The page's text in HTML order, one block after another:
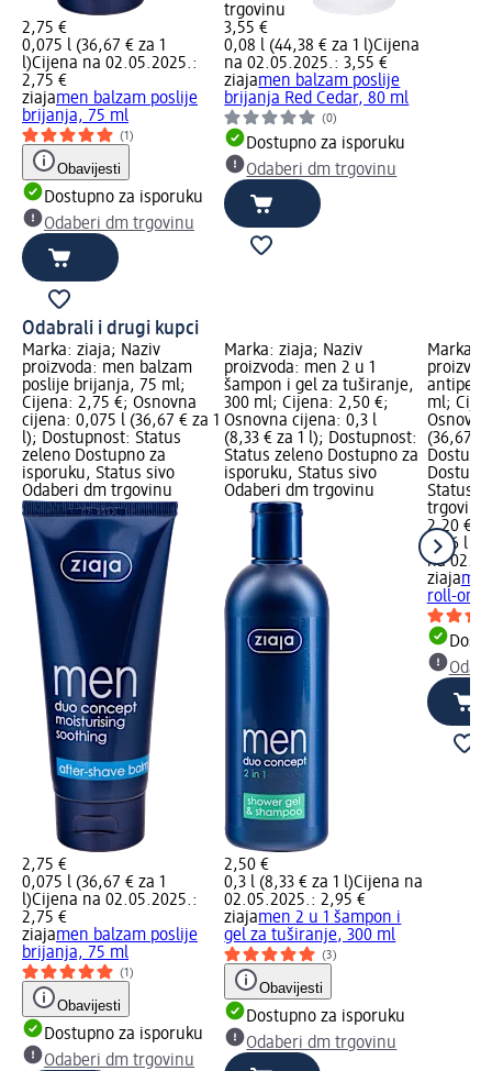
2,75 €
0,075 l (36,67 € za 1
l)Cijena na 02.05.2025.:
2,75 €
ziajamen balzam poslije
brijanja, 75 ml
(1)
Obavijesti
Dostupno za isporuku
Odaberi dm trgovinu
trgovinu
3,55 €
0,08 l (44,38 € za 1 l)Cijena
na 02.05.2025.: 3,55 €
ziajamen balzam poslije
brijanja Red Cedar, 80 ml
(0)
Dostupno za isporuku
Odaberi dm trgovinu
Odabrali i drugi kupci
Marka: ziaja; Naziv
proizvoda: men balzam
poslije brijanja, 75 ml;
Cijena: 2,75 €; Osnovna
cijena: 0,075 l (36,67 € za 1
l); Dostupnost: Status
zeleno Dostupno za
isporuku, Status sivo
Odaberi dm trgovinu
2,75 €
0,075 l (36,67 € za 1
l)Cijena na 02.05.2025.:
2,75 €
ziajamen balzam poslije
brijanja, 75 ml
(1)
Obavijesti
Dostupno za isporuku
Odaberi dm trgovinu
Marka: ziaja; Naziv
proizvoda: men 2 u 1
šampon i gel za tuširanje,
300 ml; Cijena: 2,50 €;
Osnovna cijena: 0,3 l
(8,33 € za 1 l); Dostupnost:
Status zeleno Dostupno za
isporuku, Status sivo
Odaberi dm trgovinu
2,50 €
0,3 l (8,33 € za 1 l)Cijena na
02.05.2025.: 2,95 €
ziajamen 2 u 1 šampon i
gel za tuširanje, 300 ml
(3)
Obavijesti
Dostupno za isporuku
Odaberi dm trgovinu
Marka:
ml;
(36,67 €
Status
trgovinu
2,20 €
0,06 l
na
ziaja
roll-on,